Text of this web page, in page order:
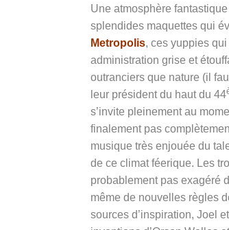
Une atmosphère
splendides maquettes qui
Metropolis, ces yuppies
administration grise et
outranciers que nature (il
leur président du haut du 44
s’invite pleinement au
finalement pas
musique très enjouée du
de ce climat féerique. Les
probablement pas exagéré
même de nouvelles règles
sources d’inspiration, Joel